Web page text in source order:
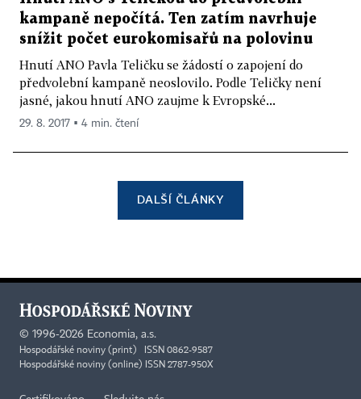
kampaně nepočítá. Ten zatím navrhuje
snížit počet eurokomisařů na polovinu
Hnutí ANO Pavla Teličku se žádostí o zapojení do
předvolební kampaně neoslovilo. Podle Teličky není
jasné, jakou hnutí ANO zaujme k Evropské...
29. 8. 2017 ▪ 4 min. čtení
DALŠÍ ČLÁNKY
© 1996-2026 Economia, a.s.
Hospodářské noviny (print) ISSN 0862-9587
Hospodářské noviny (online) ISSN 2787-950X